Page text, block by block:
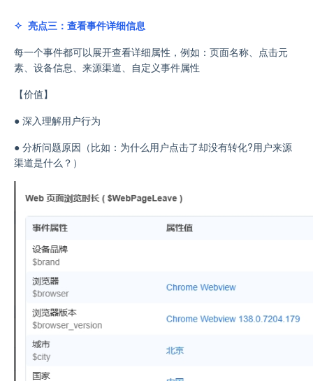
✧ 亮点三：查看事件详细信息
每一个事件都可以展开查看详细属性，例如：页面名称
点击元
素
设备信息 来源渠道 自定义事件属性
【价值】
● 深入理解用户行为
● 分析问题原因（比如：为什么用户点击了却没有转化?用户来源
渠道是什么？）